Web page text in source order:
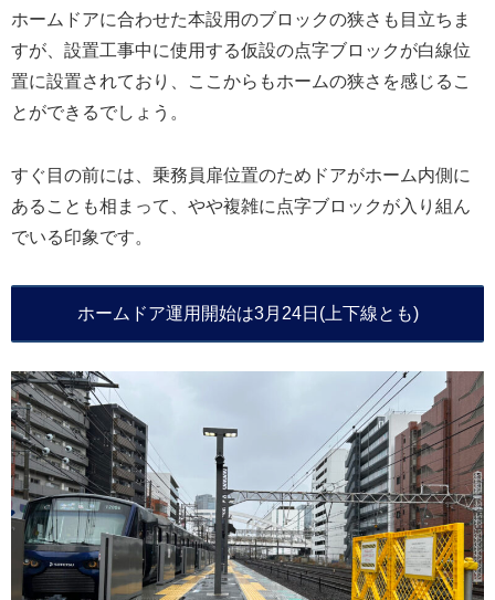
ホームドアに合わせた本設用のブロックの狭さも目立ちま
すが、設置工事中に使用する仮設の点字ブロックが白線位
置に設置されており、ここからもホームの狭さを感じるこ
とができるでしょう。
すぐ目の前には、乗務員扉位置のためドアがホーム内側に
あることも相まって、やや複雑に点字ブロックが入り組ん
でいる印象です。
ホームドア運用開始は3月24日(上下線とも)